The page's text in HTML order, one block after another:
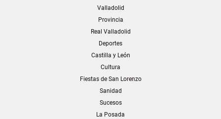
Valladolid
Provincia
Real Valladolid
Deportes
Castilla y León
Cultura
Fiestas de San Lorenzo
Sanidad
Sucesos
La Posada